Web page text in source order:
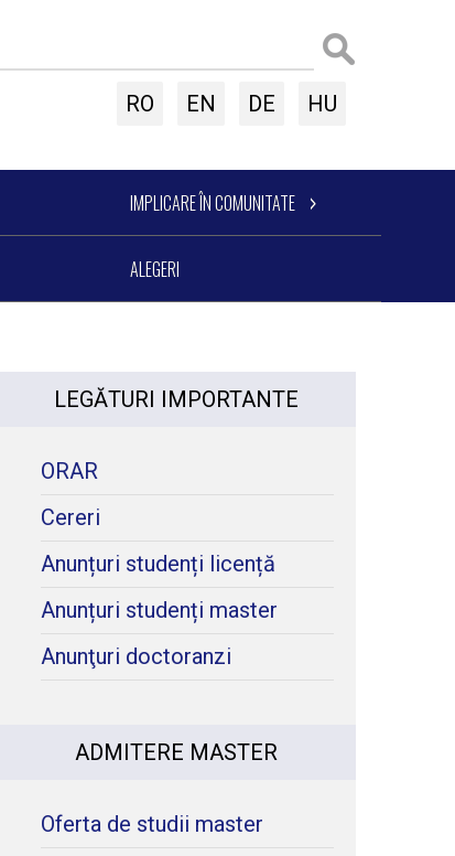
RO EN DE HU
IMPLICARE ÎN COMUNITATE
ALEGERI
LEGĂTURI IMPORTANTE
ORAR
Cereri
Anunțuri studenți licență
Anunțuri studenți master
Anunţuri doctoranzi
ADMITERE MASTER
Oferta de studii master